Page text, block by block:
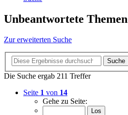
Unbeantwortete Themen
Zur erweiterten Suche
Suche
Die Suche ergab 211 Treffer
Seite 1 von 14
Gehe zu Seite: